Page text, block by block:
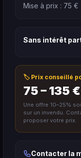
Mise à prix : 75 €
Sans intérêt
🏷️ Prix conseillé
75 – 135 €
Une offre 10–25%
sur un invendu.
proposer votre prix.
Contacter la